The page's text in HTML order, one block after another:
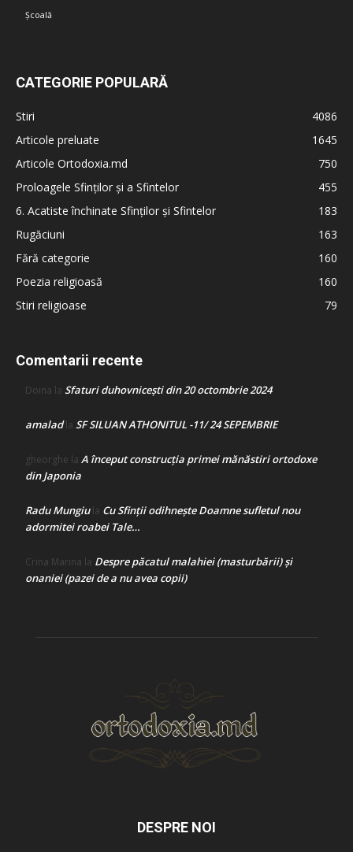
Școală
CATEGORIE POPULARĂ
Stiri
4086
Articole preluate
1645
Articole Ortodoxia.md
750
Proloagele Sfinților și a Sfintelor
455
6. Acatiste închinate Sfinților și Sfintelor
183
Rugăciuni
163
Fără categorie
160
Poezia religioasă
160
Stiri religioase
79
Comentarii recente
Doina la Sfaturi duhovnicești din 20 octombrie 2024
amaladla SF SILUAN ATHONITUL -11/ 24 SEPEMBRIE
gheorghe la A început construcţia primei mănăstiri ortodoxe
din Japonia
Radu Mungiula Cu Sfinții odihnește Doamne sufletul nou
adormitei roabei Tale…
Crina Marina la Despre păcatul malahiei (masturbării) şi
onaniei (pazei de a nu avea copii)
DESPRE NOI